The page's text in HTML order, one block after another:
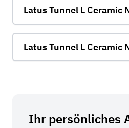
Latus Tunnel L Ceramic
Latus Tunnel L Ceramic
Ihr persönliches